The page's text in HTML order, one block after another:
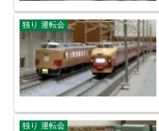
独り 運転会
独り 運転会